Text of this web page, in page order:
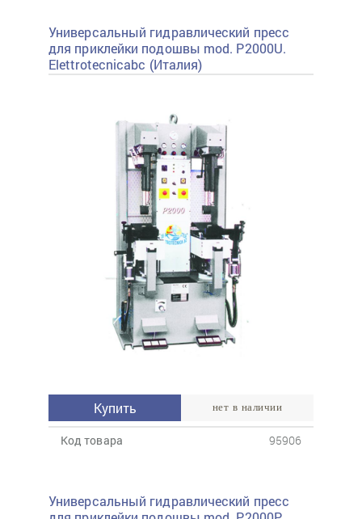
Универсальный гидравлический пресс
для приклейки подошвы mod. P2000U.
Elettrotecnicabc (Италия)
Купить нет в наличии
Код товара 95906
Универсальный гидравлический пресс